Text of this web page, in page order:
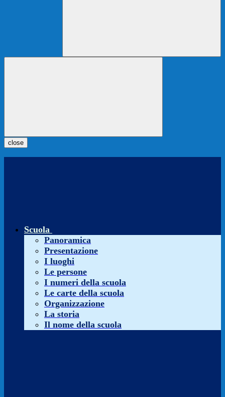
close
Scuola
Panoramica
Presentazione
I luoghi
Le persone
I numeri della scuola
Le carte della scuola
Organizzazione
La storia
Il nome della scuola